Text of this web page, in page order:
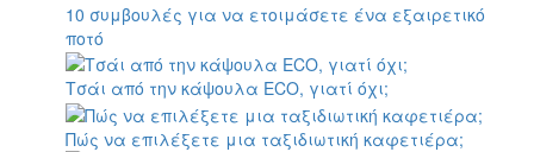
10 συμβουλές για να ετοιμάσετε ένα εξαιρετικό
ποτό
Τσάι από την κάψουλα ECO, γιατί όχι;
Πώς να επιλέξετε μια ταξιδιωτική καφετιέρα;